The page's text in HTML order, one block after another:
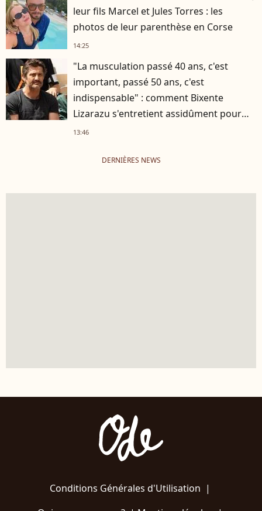
leur fils Marcel et Jules Torres : les
photos de leur parenthèse en Corse
14:25
"La musculation passé 40 ans, c'est
important, passé 50 ans, c'est
indispensable" : comment Bixente
Lizarazu s'entretient assidûment pour
rester musclé à 56 ans ?
13:46
DERNIÈRES NEWS
Conditions Générales d'Utilisation |